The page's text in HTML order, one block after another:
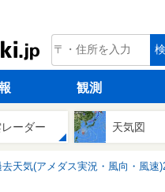
tenki.jp
観測
ーダー 天気図
去天気(アメダス実況・風向・風速